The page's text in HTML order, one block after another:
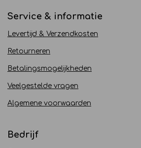
Service & informatie
Levertijd & Verzendkosten
Retourneren
Betalingsmogelijkheden
Veelgestelde vragen
Algemene voorwaarden
Bedrijf